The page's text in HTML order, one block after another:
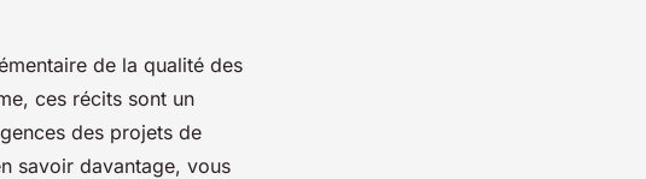
de la qualité des
ces récits sont un
des projets de
savoir davantage, vous